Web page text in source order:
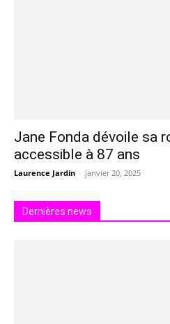
Jane Fonda dévoile sa
accessible à 87 ans
Laurence Jardin - janvier 20, 2025
Dernières news